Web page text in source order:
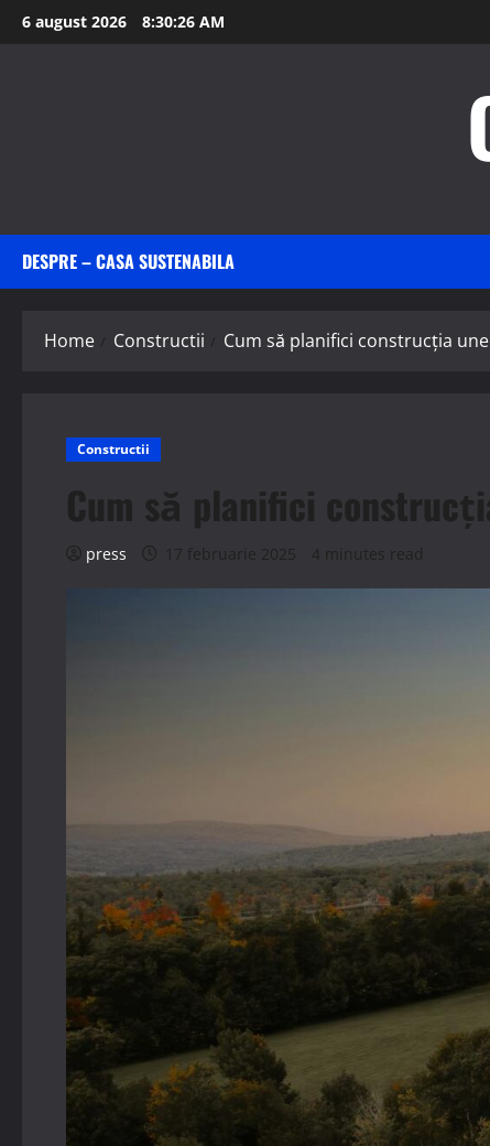
Skip
to
6 august 2026 8:30:28 AM
DESPRE – CASA SUSTENABILA
Home Constructii Cum să planifici construcția
Constructii
Cum să planifici
press 17 februarie 2025 4 minutes read